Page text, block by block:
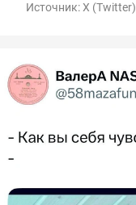
Источник:X (Twitter)